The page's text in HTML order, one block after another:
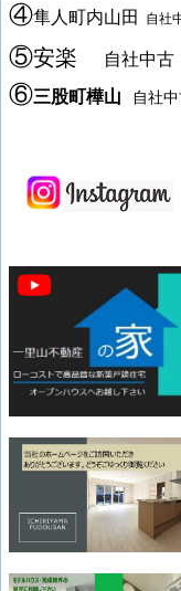
④隼人町内山田 自社
⑤安楽 自社中古
⑥三股町樺山 自社